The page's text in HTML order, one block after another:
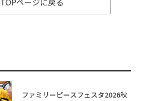
ファミリーピースフェスタ2026秋